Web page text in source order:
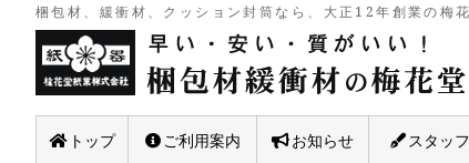
梱包材、緩衝材、クッション封筒なら、大正12年創業の梅
トップ ご利用案内 お知らせ スタッ